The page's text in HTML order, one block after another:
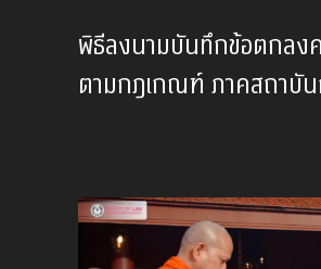
พิธีลงนามบันทึกข้อตกลง
ตามกฎเกณฑ์ ภาคสถาบั